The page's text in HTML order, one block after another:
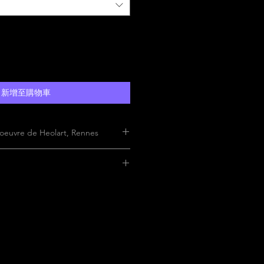
新增至購物車
de Heolart, Rennes